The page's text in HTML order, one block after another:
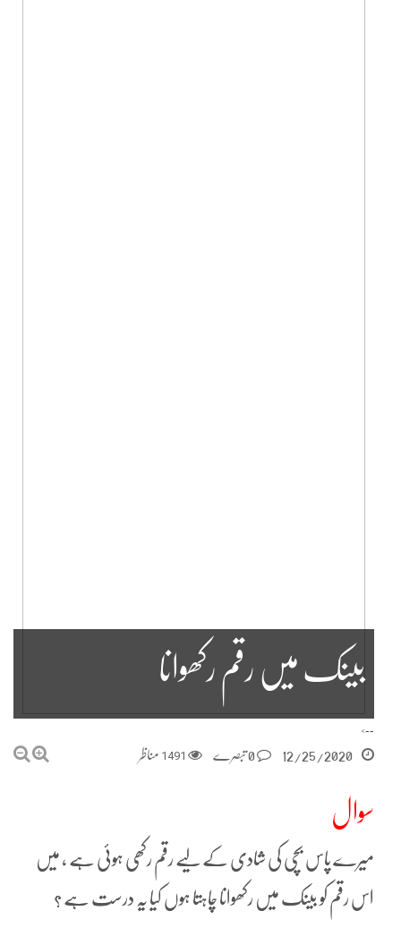
بینک میں رقم رکھوانا
-->
12/25/2020
1491 مناظر
سوال
میرے پاس بچی کی شادی کے لیے رقم رکھی ہوئی ہے ، میں
اس رقم کو بینک میں رکھوانا چاہتا ہوں کیا یہ درست ہے ؟